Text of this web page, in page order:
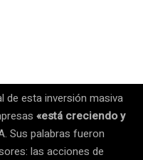
de esta inversión masiva
«está creciendo y
Sus palabras fueron
las acciones de